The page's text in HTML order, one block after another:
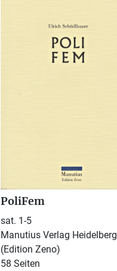
PoliFem
sat. 1-5
Manutius Verlag Heidelberg
(Edition Zeno)
58 Seiten